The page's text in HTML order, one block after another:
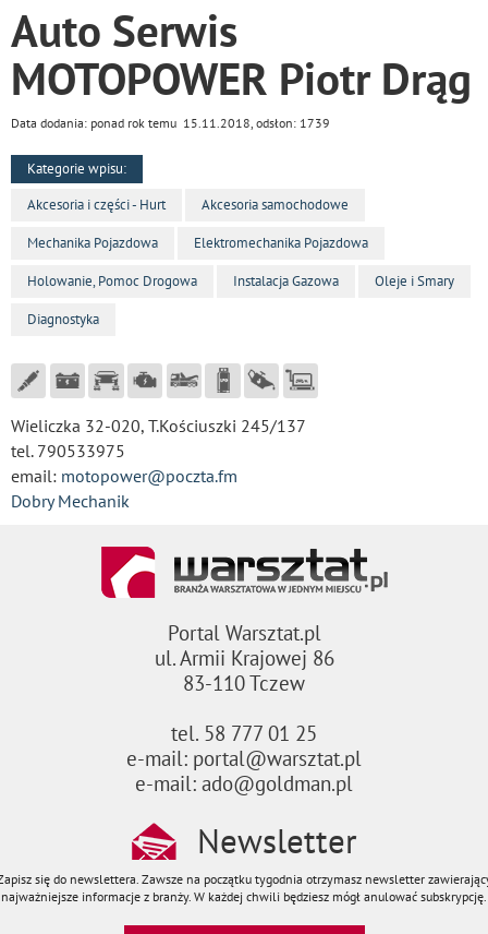
Auto Serwis
MOTOPOWER Piotr Drąg
Data dodania: ponad rok temu 15.11.2018, odsłon: 1739
Kategorie wpisu:
Akcesoria i części - Hurt
Akcesoria samochodowe
Mechanika Pojazdowa Elektromechanika Pojazdowa
Holowanie, Pomoc Drogowa Instalacja Gazowa Oleje i Smary
Diagnostyka
Wieliczka 32-020, T.Kościuszki 245/137
tel. 790533975
email: motopower@poczta.fm
Dobry Mechanik
Portal Warsztat.pl
ul. Armii Krajowej 86
83-110 Tczew
tel. 58 777 01 25
e-mail: portal@warsztat.pl
e-mail: ado@goldman.pl
Newsletter
się do newslettera. Zawsze na początku tygodnia otrzymasz newsletter
najważniejsze informacje z branży. W każdej chwili będziesz mógł anulować subskrypcję.